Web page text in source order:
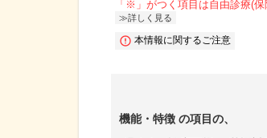
「※」がつく項目は自由診療(
詳しく見る
本情報に関するご注意
機能・特徴 の項目の、